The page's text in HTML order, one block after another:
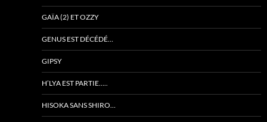
GAÏA (2) ET OZZY
GENUS EST DÉCÉDÉ…
GIPSY
H’LYA EST PARTIE…..
HISOKA SANS SHIRO…